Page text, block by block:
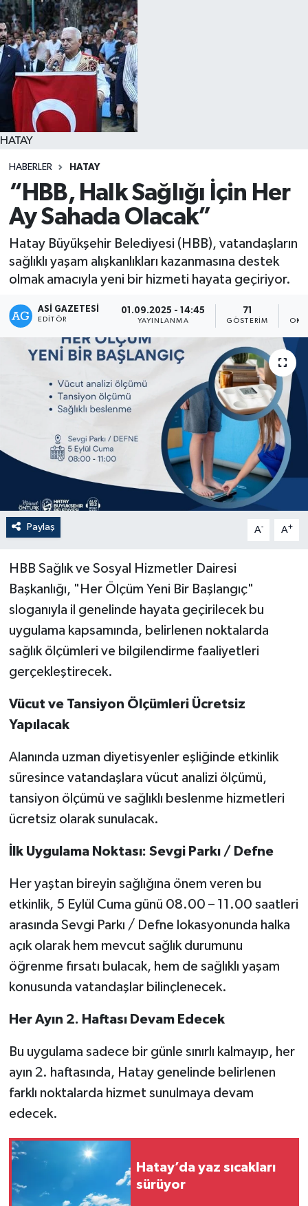
HATAY
HABERLER HATAY
“HBB, Halk Sağlığı İçin Her
Ay Sahada Olacak”
Hatay Büyükşehir Belediyesi (HBB), vatandaşların
sağlıklı yaşam alışkanlıkları kazanmasına destek
olmak amacıyla yeni bir hizmeti hayata geçiriyor.
ASI GAZETESI
EDITÖR
01.09.2025 - 14:45
YAYINLANMA
71
GÖSTERIM
Paylaş A- A+
HBB Sağlık ve Sosyal Hizmetler Dairesi
Başkanlığı, "Her Ölçüm Yeni Bir Başlangıç"
sloganıyla il genelinde hayata geçirilecek bu
uygulama kapsamında, belirlenen noktalarda
sağlık ölçümleri ve bilgilendirme faaliyetleri
gerçekleştirecek.
Vücut ve Tansiyon Ölçümleri Ücretsiz
Yapılacak
Alanında uzman diyetisyenler eşliğinde etkinlik
süresince vatandaşlara vücut analizi ölçümü,
tansiyon ölçümü ve sağlıklı beslenme hizmetleri
ücretsiz olarak sunulacak.
İlk Uygulama Noktası: Sevgi Parkı / Defne
Her yaştan bireyin sağlığına önem veren bu
etkinlik, 5 Eylül Cuma günü 08.00 – 11.00 saatleri
arasında Sevgi Parkı / Defne lokasyonunda halka
açık olarak hem mevcut sağlık durumunu
öğrenme fırsatı bulacak, hem de sağlıklı yaşam
konusunda vatandaşlar bilinçlenecek.
Her Ayın 2. Haftası Devam Edecek
Bu uygulama sadece bir günle sınırlı kalmayıp, her
ayın 2. haftasında, Hatay genelinde belirlenen
farklı noktalarda hizmet sunulmaya devam
edecek.
Hatay’da yaz sıcakları
sürüyor
Spor
Teknoloji
Yaşam